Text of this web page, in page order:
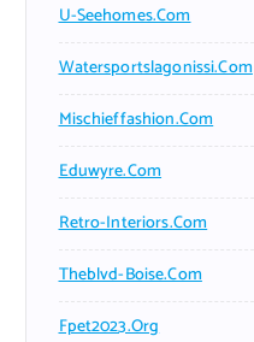
U-Seehomes.com
Watersportslagonissi.com
Mischieffashion.com
Eduwyre.com
Retro-Interiors.com
Theblvd-Boise.com
Fpet2023.org